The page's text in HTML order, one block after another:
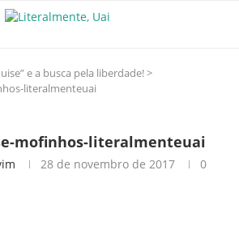
e a busca pela liberdade!>
literalmenteuai
mofinhos-literalmenteuai
28 de novembro de 2017
0